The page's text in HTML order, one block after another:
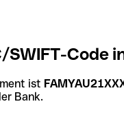
Code
ist
Bank.